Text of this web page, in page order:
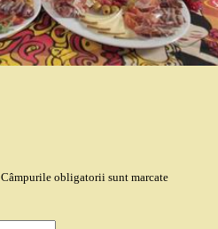
Câmpurile obligatorii sunt marcate